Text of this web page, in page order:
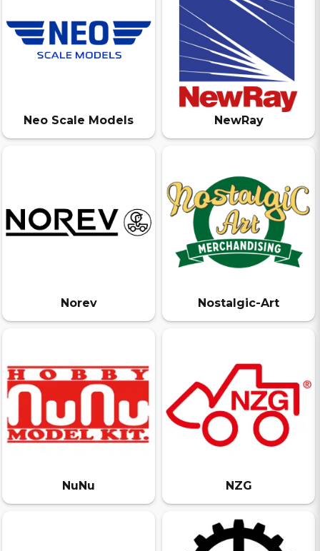
Neo Scale Models NewRay
Norev Nostalgic-Art
NuNu NZG